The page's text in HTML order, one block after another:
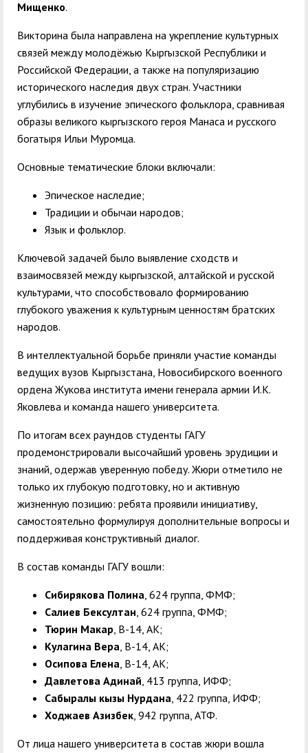
Мищенко.
Викторина была направлена на укрепление культурных
связей между молодёжью Кыргызской Республики и
Российской Федерации, а также на популяризацию
исторического наследия двух стран. Участники
углубились в изучение эпического фольклора, сравнивая
образы великого кыргызского героя Манаса и русского
богатыря Ильи Муромца.
Основные тематические блоки включали:
Эпическое наследие;
Традиции и обычаи народов;
Язык и фольклор.
Ключевой задачей было выявление сходств и
взаимосвязей между кыргызской, алтайской и русской
культурами, что способствовало формированию
глубокого уважения к культурным ценностям братских
народов.
В интеллектуальной борьбе приняли участие команды
ведущих вузов Кыргызстана, Новосибирского военного
ордена Жукова института имени генерала армии И.К.
Яковлева и команда нашего университета.
По итогам всех раундов студенты ГАГУ
продемонстрировали высочайший уровень эрудиции и
знаний, одержав уверенную победу. Жюри отметило не
только их глубокую подготовку, но и активную
жизненную позицию: ребята проявили инициативу,
самостоятельно формулируя дополнительные вопросы и
поддерживая конструктивный диалог.
В состав команды ГАГУ вошли:
Сибирякова Полина, 624 группа, ФМФ;
Салиев Бексултан, 624 группа, ФМФ;
Тюрин Макар, В-14, АК;
Кулагина Вера, В-14, АК;
Осипова Елена, В-14, АК;
Давлетова Адинай, 413 группа, ИФФ;
Сабыралы кызы Нурдана, 422 группа, ИФФ;
Ходжаев Азизбек, 942 группа, АТФ.
От лица нашего университета в состав жюри вошла